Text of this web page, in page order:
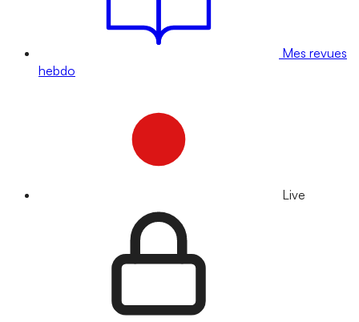
Mes revues
hebdo
Live